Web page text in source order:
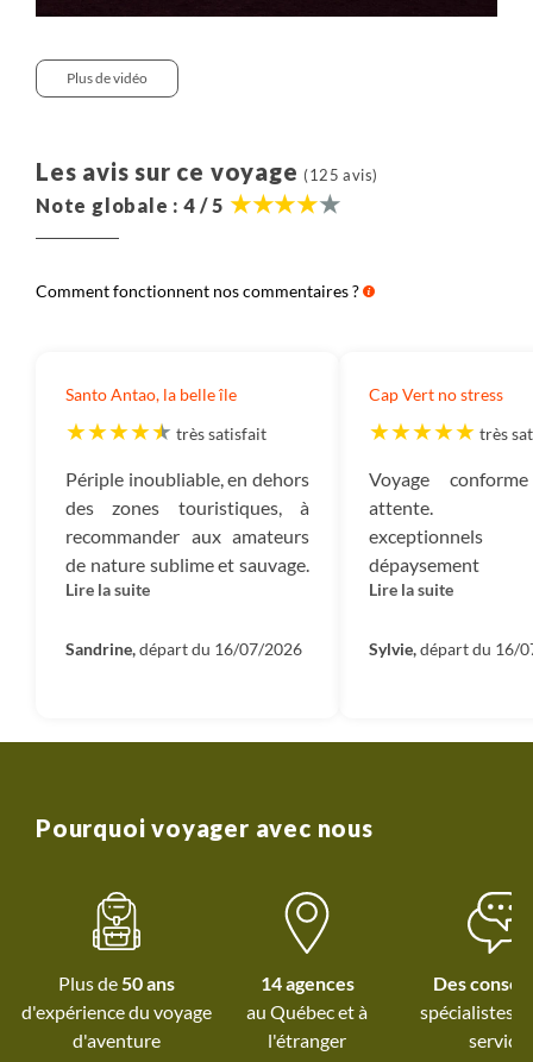
Plus de vidéo
Les avis sur ce voyage (125 avis)
Note globale : 4 / 5
Comment fonctionnent nos commentaires ?
Santo Antao, la belle île
très satisfait
Périple inoubliable, en dehors
des zones touristiques, à
recommander aux amateurs
de nature sublime et sauvage.
L'île de Santo Antao est
paysages très variés,
restreint de 4 participantes,
accompagné par une guide
très professionnelle, Maya
prudent, Franck). Elle a su
nous faire découvrir l'île avec
passion, partageant ses
Lire la suite
Sandrine,départ du 16/07/2026
Cap Vert no stress
très
Voyage
attente.
dépaysement
Randonnées
Population très
Lire la suite
Sylvie,départ du 16/
Pourquoi voyager avec nous
Plus de 50 ans
d'expérience du voyage
d'aventure
14 agences
au Québec età
l'étranger
Des
spécialistes
service